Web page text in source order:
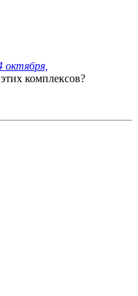
комплексов?